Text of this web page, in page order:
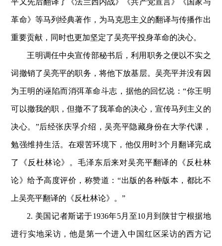
平又先后翻译了《法兰西内战》《共产党宣言》《国家与
革命》等马列经典著作，为马克思主义的翻译与传播作出
重要贡献，同时也更加坚定了吴亮平投身革命的决心。
王明调任中央宣传部秘书后，利用职务之便以不实之
词撤销了吴亮平的职务，将他下放基层。吴亮平并没有因
为王明的诬陷而消弭革命斗志，据他的回忆说：“你王明
可以撤我的职，但撤不了我革命的决心，宣传马列主义的
决心。”后经张庆孚介绍，吴亮平隐藏身份在大学代课，
勉强维持生活。在艰苦环境下，他仅用时3个月翻译完成
了《反杜林论》。毛泽东后来对吴亮平翻译的《反杜林
论》给予高度评价，称赞道：“出版的各种版本，都比不
上吴亮平翻译的《反杜林论》。”
2. 美国记者斯诺于1936年5月至10月到陕甘宁根据地
进行实地采访，他是第一个进入中国红区采访的西方记